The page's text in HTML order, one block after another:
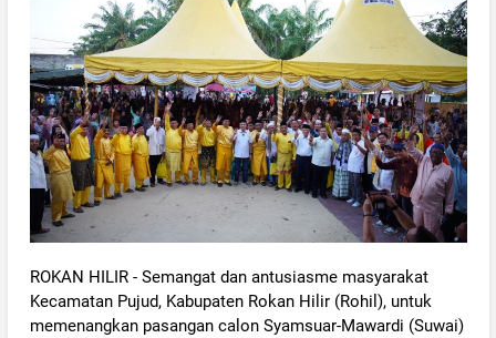
ROKAN HILIR - Semangat dan antusiasme masyarakat
Kecamatan Pujud, Kabupaten Rokan Hilir (Rohil), untuk
memenangkan pasangan calon Syamsuar-Mawardi (Suwai)